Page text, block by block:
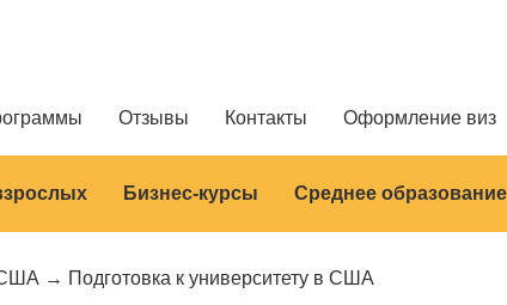
Отзывы Контакты Оформление виз
Бизнес-курсы Среднее образование
Подготовка к университету в США